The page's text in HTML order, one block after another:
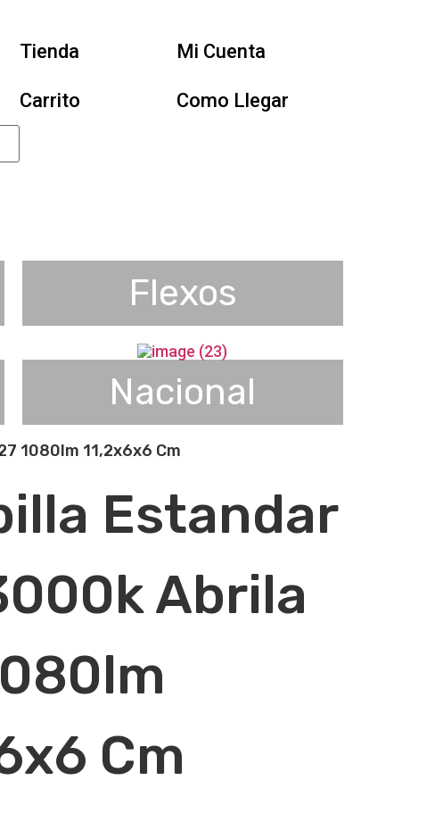
Tienda Mi Cuenta
Carrito Como Llegar
Flexos
Nacional
1080lm 11,2x6x6 Cm
Estandar
Abrila
Cm